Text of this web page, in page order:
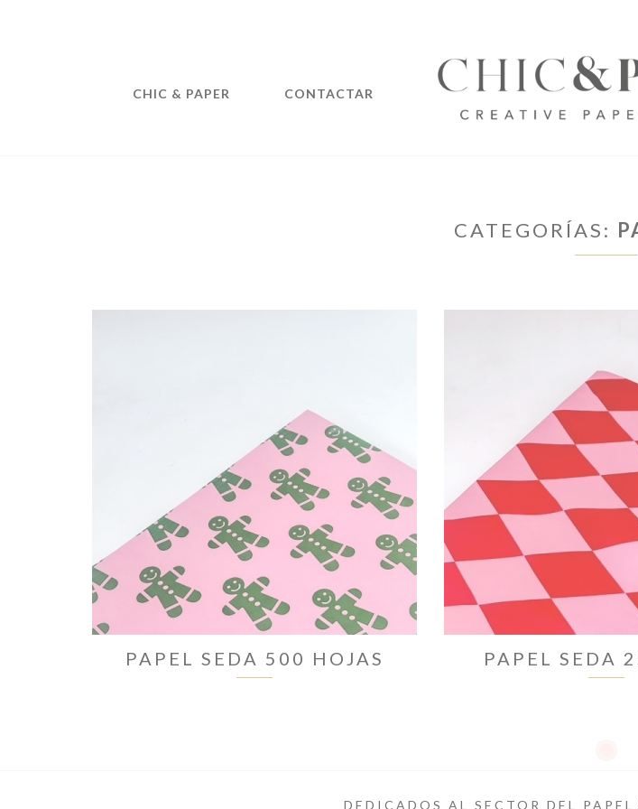
CHIC & PAPER CONTACTAR
CATEGORÍAS:
PAPEL SEDA 500 HOJAS PAPEL SEDA
DEDICADOS AL SECTOR DEL